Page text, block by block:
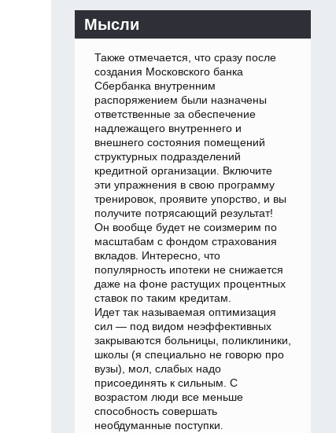
Мысли
Также отмечается, что сразу после
создания Московского банка
Сбербанка внутренним
распоряжением были назначены
ответственные за обеспечение
надлежащего внутреннего и
внешнего состояния помещений
структурных подразделений
кредитной организации. Включите
эти упражнения в свою программу
тренировок, проявите упорство, и вы
получите потрясающий результат!
Он вообще будет не соизмерим по
масштабам с фондом страхования
вкладов. Интересно, что
популярность ипотеки не снижается
даже на фоне растущих процентных
ставок по таким кредитам.
Идет так называемая оптимизация
сил — под видом неэффективных
закрываются больницы, поликлиники,
школы (я специально не говорю про
вузы), мол, слабых надо
присоединять к сильным. С
возрастом люди все меньше
способность совершать
необдуманные поступки.